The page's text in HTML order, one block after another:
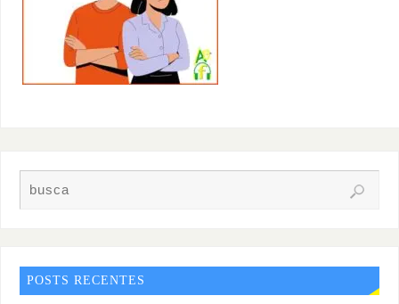
POSTS RECENTES